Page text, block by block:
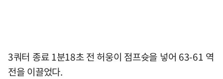
3쿼터 종료 1분18초 전 허웅이 점프슛을 넣어 63-61 역
전을 이끌었다.